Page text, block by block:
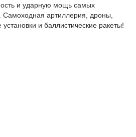
и ударную мощь самых
Самоходная артиллерия, дроны,
и баллистические ракеты!